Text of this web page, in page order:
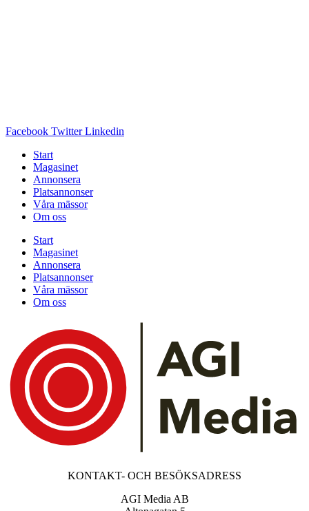
Facebook Twitter Linkedin
Start
Magasinet
Annonsera
Platsannonser
Våra mässor
Om oss
Start
Magasinet
Annonsera
Platsannonser
Våra mässor
Om oss
KONTAKT- OCH BESÖKSADRESS
AGI Media AB